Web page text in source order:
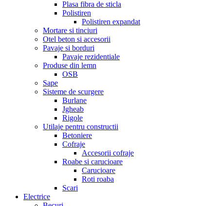
Plasa fibra de sticla
Polistiren
Polistiren expandat
Mortare si tinciuri
Otel beton si accesorii
Pavaje si borduri
Pavaje rezidentiale
Produse din lemn
OSB
Sape
Sisteme de scurgere
Burlane
Jgheab
Rigole
Utilaje pentru constructii
Betoniere
Cofraje
Accesorii cofraje
Roabe si carucioare
Carucioare
Roti roaba
Scari
Electrice